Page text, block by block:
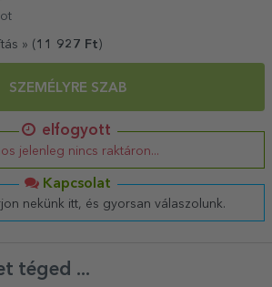
» ( 11 927 Ft )
SZEMÉLYRE SZAB
elfogyott
sajnos jelenleg nincs raktáron...
Kapcsolat
nekünk itt, és gyorsan válaszolunk.
téged ...